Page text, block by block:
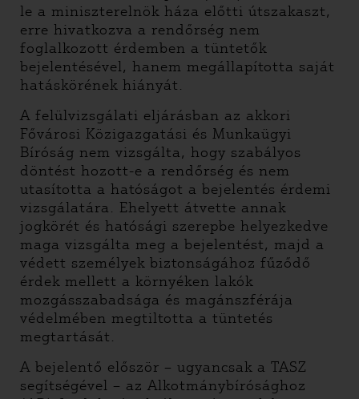
le a miniszterelnök háza előtti útszakaszt,
erre hivatkozva a rendőrség nem
foglalkozott érdemben a tüntetők
bejelentésével, hanem megállapította saját
hatáskörének hiányát.
A felülvizsgálati eljárásban az akkori
Fővárosi Közigazgatási és Munkaügyi
Bíróság nem vizsgálta, hogy szabályos
döntést hozott-e a rendőrség és nem
utasította a hatóságot a bejelentés érdemi
vizsgálatára. Ehelyett átvette annak
jogkörét és hatósági szerepbe helyezkedve
maga vizsgálta meg a bejelentést, majd a
védett személyek biztonságához fűződő
érdek mellett a környéken lakók
mozgásszabadsága és magánszférája
védelmében megtiltotta a tüntetés
megtartását.
A bejelentő először – ugyancsak a TASZ
segítségével – az Alkotmánybírósághoz